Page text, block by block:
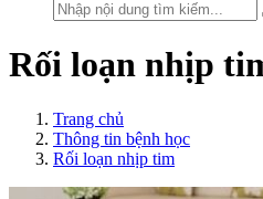
Rối loạn nhịp
Trang chủ
Thông tin bệnh học
Rối loạn nhịp tim